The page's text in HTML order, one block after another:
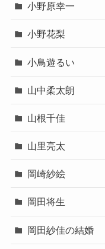
小野原幸一
小野花梨
小鳥遊るい
山中柔太朗
山根千佳
山里亮太
岡崎紗絵
岡田将生
岡田紗佳の結婚